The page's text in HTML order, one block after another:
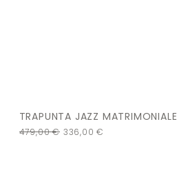
TRAPUNTA JAZZ MATRIMONIALE
479,00€ 336,00€